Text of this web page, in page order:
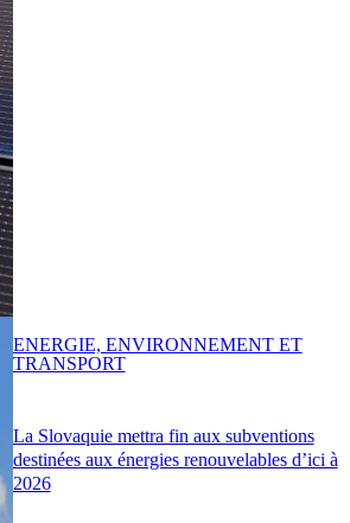
La Slovaquie mettra fin aux subventions
destinées aux énergies renouvelables d’ici à
2026
ENERGIE, ENVIRONNEMENT ET
TRANSPORT